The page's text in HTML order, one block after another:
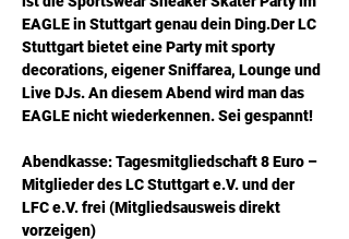
EAGLE in Stuttgart genau dein Ding.Der LC
Stuttgart bietet eine Party mit sporty
decorations, eigener Sniffarea, Lounge und
Live DJs. An diesem Abend wird man das
EAGLE nicht wiederkennen. Sei gespannt!
Abendkasse: Tagesmitgliedschaft 8 Euro –
Mitglieder des LC Stuttgart e.V. und der
LFC e.V. frei (Mitgliedsausweis direkt
vorzeigen)